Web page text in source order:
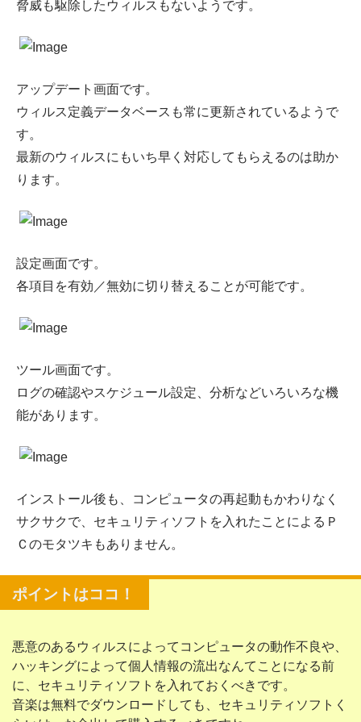
脅威も駆除したウィルスもないようです。
アップデート画面です。
ウィルス定義データベースも常に更新されているようで
す。
最新のウィルスにもいち早く対応してもらえるのは助か
ります。
設定画面です。
各項目を有効／無効に切り替えることが可能です。
ツール画面です。
ログの確認やスケジュール設定、分析などいろいろな機
能があります。
インストール後も、コンピュータの再起動もかわりなく
サクサクで、セキュリティソフトを入れたことによるＰ
Ｃのモタツキもありません。
悪意のあるウィルスによってコンピュータの動作不良や、
ハッキングによって個人情報の流出なんてことになる前
に、セキュリティソフトを入れておくべきです。
音楽は無料でダウンロードしても、セキュリティソフトく